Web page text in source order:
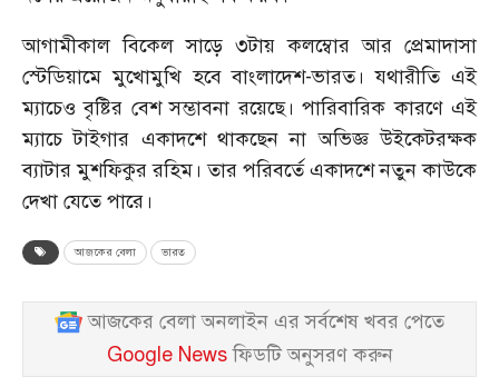
আগামীকাল বিকেল সাড়ে ৩টায় কলম্বোর আর প্রেমাদাসা
স্টেডিয়ামে মুখোমুখি হবে বাংলাদেশ-ভারত। যথারীতি এই
ম্যাচেও বৃষ্টির বেশ সম্ভাবনা রয়েছে। পারিবারিক কারণে এই
ম্যাচে টাইগার একাদশে থাকছেন না অভিজ্ঞ উইকেটরক্ষক
ব্যাটার মুশফিকুর রহিম। তার পরিবর্তে একাদশে নতুন কাউকে
দেখা যেতে পারে।
আজকের বেলা ভারত
আজকের বেলা অনলাইন এর সর্বশেষ খবর পেতে
Google Newsফিডটি অনুসরণ করুন